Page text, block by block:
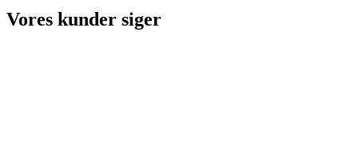
Vores kunder siger